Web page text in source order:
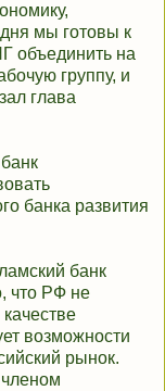
мы готовы к
объединить на
группу, и
глава
банка развития
банк
что РФ не
возможности
рынок.